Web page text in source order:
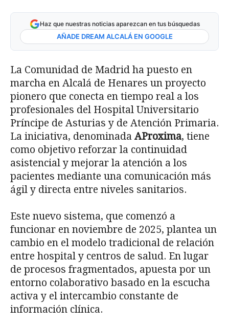
Haz que nuestras noticias aparezcan en tus búsquedas
AÑADE DREAM ALCALÁ EN GOOGLE
La Comunidad de Madrid ha puesto en
marcha en Alcalá de Henares un proyecto
pionero que conecta en tiempo real a los
profesionales del Hospital Universitario
Príncipe de Asturias y de Atención Primaria.
La iniciativa, denominada AProxima, tiene
como objetivo reforzar la continuidad
asistencial y mejorar la atención a los
pacientes mediante una comunicación más
ágil y directa entre niveles sanitarios.
Este nuevo sistema, que comenzó a
funcionar en noviembre de 2025, plantea un
cambio en el modelo tradicional de relación
entre hospital y centros de salud. En lugar
de procesos fragmentados, apuesta por un
entorno colaborativo basado en la escucha
activa y el intercambio constante de
información clínica.